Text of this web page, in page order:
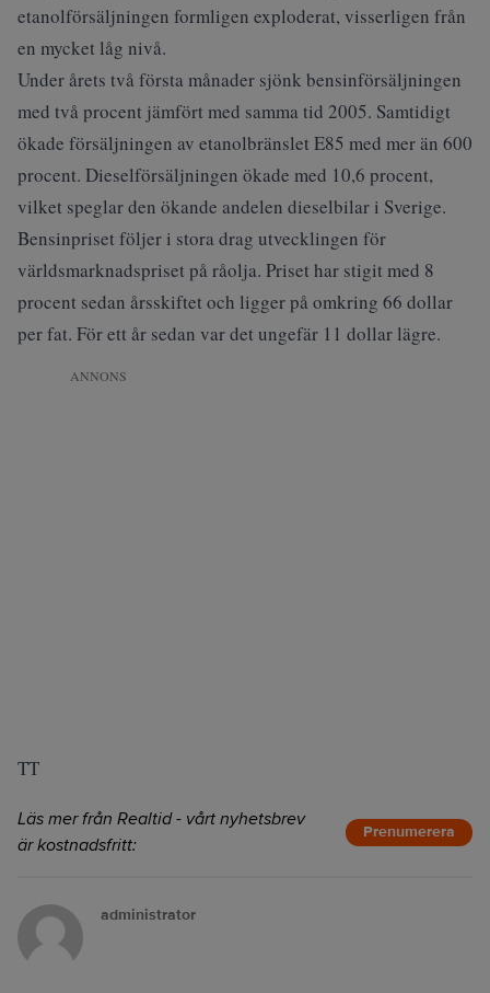
etanolförsäljningen formligen exploderat, visserligen från
en mycket låg nivå.
Under årets två första månader sjönk bensinförsäljningen
med två procent jämfört med samma tid 2005. Samtidigt
ökade försäljningen av etanolbränslet E85 med mer än 600
procent. Dieselförsäljningen ökade med 10,6 procent,
vilket speglar den ökande andelen dieselbilar i Sverige.
Bensinpriset följer i stora drag utvecklingen för
världsmarknadspriset på råolja. Priset har stigit med 8
procent sedan årsskiftet och ligger på omkring 66 dollar
per fat. För ett år sedan var det ungefär 11 dollar lägre.
ANNONS
TT
Läs mer från Realtid - vårt nyhetsbrev
är kostnadsfritt:
Prenumerera
administrator